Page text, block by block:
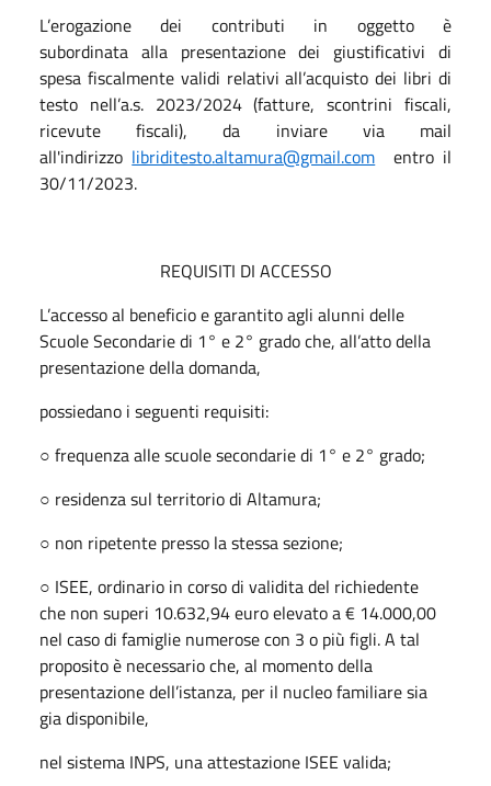
L’erogazione dei contributi in oggetto è
subordinata alla presentazionedei giustificativi di
spesa fiscalmente validi relativi all’acquisto dei libri di
testo nell’a.s. 2023/2024 (fatture, scontrini fiscali,
ricevute fiscali), da inviare via mail
all'indirizzo libriditesto.altamura@gmail.com entro il
30/11/2023.
REQUISITI DI ACCESSO
L’accesso al beneficio e garantito agli alunni delle
Scuole Secondarie di 1° e 2° grado che, all’atto della
presentazione della domanda,
possiedano i seguenti requisiti:
○ frequenza alle scuole secondarie di 1° e 2° grado;
○ residenza sul territorio di Altamura;
○ non ripetente presso la stessa sezione;
○ ISEE, ordinario in corso di validita del richiedente
che non superi 10.632,94 euro elevato a € 14.000,00
nel caso di famiglie numerose con 3 o più figli. A tal
proposito è necessario che, al momento della
presentazione dell’istanza, per il nucleo familiare sia
gia disponibile,
nel sistema INPS, una attestazione ISEE valida;